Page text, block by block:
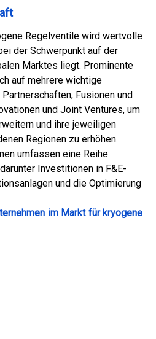
Regelventile wird wertvolle
der Schwerpunkt auf der
Marktes liegt. Prominente
auf mehrere wichtige
Fusionen und
und Joint Ventures, um
und ihre jeweiligen
Regionen zu erhöhen.
umfassen eine Reihe
Investitionen in F&E-
und die Optimierung
im Markt für kryogene